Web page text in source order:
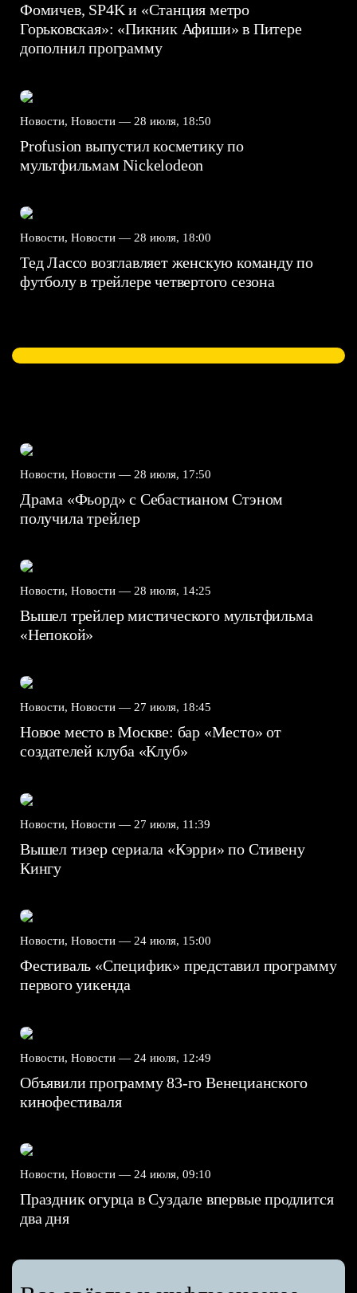
Фомичев, SP4K и «Станция метро
Горьковская»: «Пикник Афиши» в Питере
дополнил программу
Новости, Новости — 28 июля, 18:50
Profusion выпустил косметику по
мультфильмам Nickelodeon
Новости, Новости — 28 июля, 18:00
Тед Лассо возглавляет женскую команду по
футболу в трейлере четвертого сезона
Новости, Новости — 28 июля, 17:50
Драма «Фьорд» с Себастианом Стэном
получила трейлер
Новости, Новости — 28 июля, 14:25
Вышел трейлер мистического мультфильма
«Непокой»
Новости, Новости — 27 июля, 18:45
Новое место в Москве: бар «Место» от
создателей клуба «Клуб»
Новости, Новости — 27 июля, 11:39
Вышел тизер сериала «Кэрри» по Стивену
Кингу
Новости, Новости — 24 июля, 15:00
Фестиваль «Специфик» представил программу
первого уикенда
Новости, Новости — 24 июля, 12:49
Объявили программу 83-го Венецианского
кинофестиваля
Новости, Новости — 24 июля, 09:10
Праздник огурца в Суздале впервые продлится
два дня